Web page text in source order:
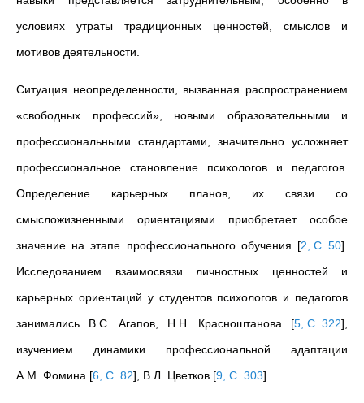
условиях утраты традиционных ценностей, смыслов и
мотивов деятельности.
Ситуация неопределенности, вызванная распространением
«свободных профессий», новыми образовательными и
профессиональными стандартами, значительно усложняет
профессиональное становление психологов и педагогов.
Определение карьерных планов, их связи со
смысложизненными ориентациями приобретает особое
значение на этапе профессионального обучения [2, С. 50]
Исследованием взаимосвязи личностных ценностей и
карьерных ориентаций у студентов психологов и педагогов
занимались В.С. Агапов, Н.Н. Красноштанова [5, С. 322]
изучением динамики профессиональной адаптации
А.М. Фомина [6, С. 82] , В.Л. Цветков [9, С. 303]